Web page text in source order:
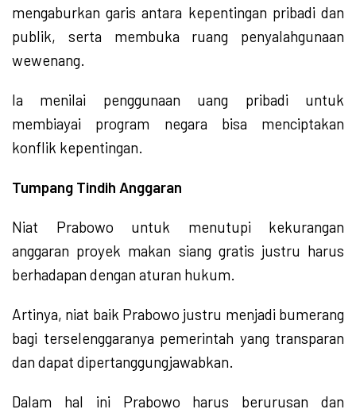
mengaburkan garis antara kepentingan pribadi dan
publik, serta membuka ruang penyalahgunaan
wewenang.
Ia menilai penggunaan uang pribadi untuk
membiayai program negara bisa menciptakan
konflik kepentingan.
Tumpang Tindih Anggaran
Niat Prabowo untuk menutupi kekurangan
anggaran proyek makan siang gratis justru harus
berhadapan dengan aturan hukum.
Artinya, niat baik Prabowo justru menjadi bumerang
bagi terselenggaranya pemerintah yang transparan
dan dapat dipertanggungjawabkan.
Dalam hal ini Prabowo harus berurusan dan